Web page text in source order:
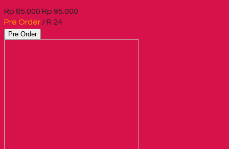
Rp 85.000 Rp 95.000
Pre Order / R 24
Pre Order